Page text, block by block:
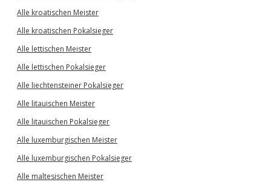
Alle kroatischen Meister
Alle kroatischen Pokalsieger
Alle lettischen Meister
Alle lettischen Pokalsieger
Alle liechtensteiner Pokalsieger
Alle litauischen Meister
Alle litauischen Pokalsieger
Alle luxemburgischen Meister
Alle luxemburgischen Pokalsieger
Alle maltesischen Meister